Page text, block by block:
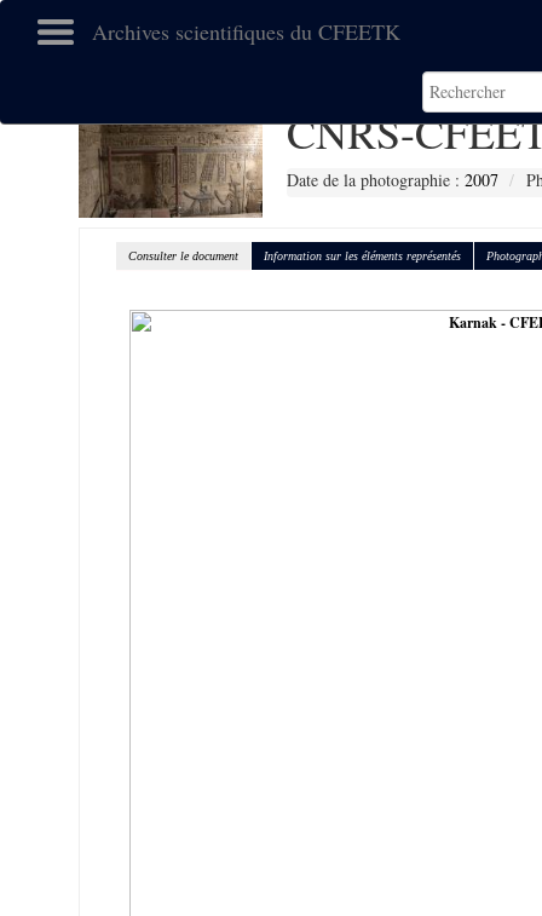
Archives scientifiques du CFEETK
CNRS-
Date de la photographie : 2007
Consulter le document Information sur les éléments représentés